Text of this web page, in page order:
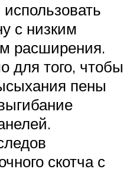
с низким
расширения.
для того, чтобы
пены
скотча с